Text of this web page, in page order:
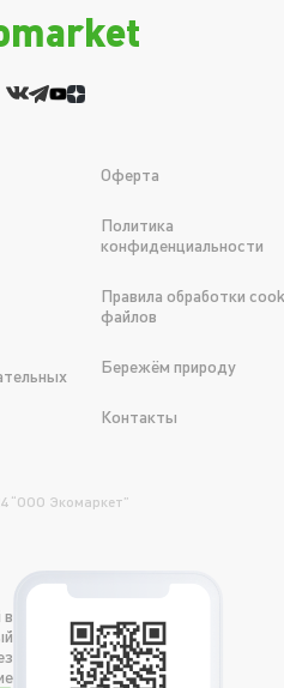
Оферта
Политика
конфиденциальности
Правила обработки
файлов
Бережём природу
Контакты
“OOO Экомаркет”
в